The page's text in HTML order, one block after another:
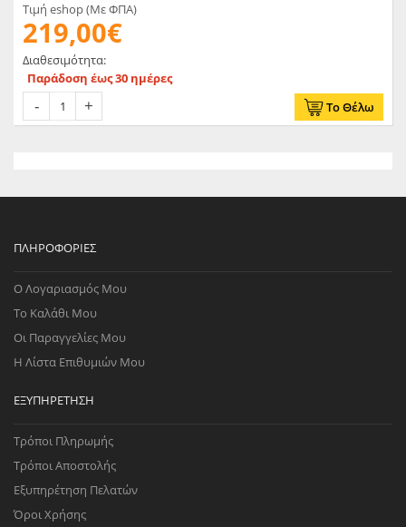
Τιμή eshop (Με ΦΠΑ)
219,00€
Διαθεσιμότητα:
Παράδοση έως 30 ημέρες
Το Θέλω
ΠΛΗΡΟΦΟΡΊΕΣ
Ο Λογαριασμός Μου
Το Καλάθι Μου
Οι Παραγγελίες Μου
Η Λίστα Επιθυμιών Μου
ΕΞΥΠΗΡΈΤΗΣΗ
Τρόποι Πληρωμής
Τρόποι Αποστολής
Εξυπηρέτηση Πελατών
Όροι Χρήσης